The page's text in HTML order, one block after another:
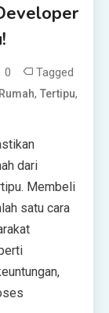
0 Tagged
Rumah,Tertipu,
dari
Membeli
satu cara